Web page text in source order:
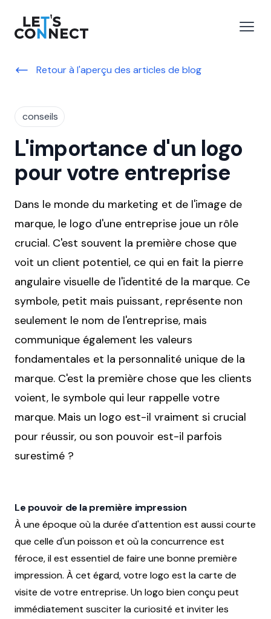
Let's Connect
le menu
Retour à l'aperçu des articles de blog
conseils
L'importance d'un logo
pour votre entreprise
Dans le monde du marketing et de l'image de
marque, le logo d'une entreprise joue un rôle
crucial. C'est souvent la première chose que
voit un client potentiel, ce qui en fait la pierre
angulaire visuelle de l'identité de la marque. Ce
symbole, petit mais puissant, représente non
seulement le nom de l'entreprise, mais
communique également les valeurs
fondamentales et la personnalité unique de la
marque. C'est la première chose que les clients
voient, le symbole qui leur rappelle votre
marque. Mais un logo est-il vraiment si crucial
pour réussir, ou son pouvoir est-il parfois
surestimé ?
Le pouvoir de la première impression
À une époque où la durée d'attention est aussi courte
que celle d'un poisson et où la concurrence est
féroce, il est essentiel de faire une bonne première
impression. À cet égard, votre logo est la carte de
visite de votre entreprise. Un logo bien conçu peut
immédiatement susciter la curiosité et inviter les